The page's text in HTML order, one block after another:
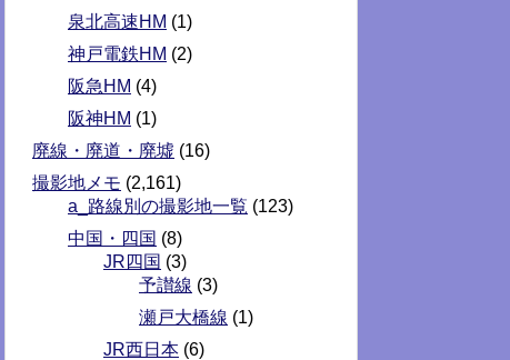
泉北高速HM (1)
神戸電鉄HM (2)
阪急HM (4)
阪神HM (1)
廃線・廃道・廃墟 (16)
撮影地メモ (2,161)
a_路線別の撮影地一覧 (123)
中国・四国 (8)
JR四国 (3)
予讃線 (3)
瀬戸大橋線 (1)
JR西日本 (6)